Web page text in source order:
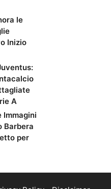
le
Inizio
A
Immagini
Barbera
per